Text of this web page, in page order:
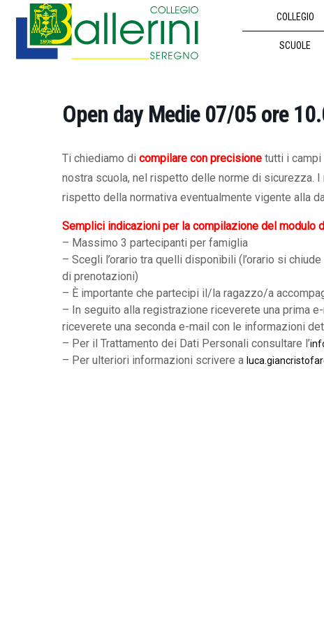
COLLEGIO
SCUOLE
Open day Medie 07/05 ore
Ti chiediamo di compilare con precisione tutti i campi
nostra scuola, nel rispetto delle norme di sicurezza.
rispetto della normativa eventualmente vigente alla
Semplici indicazioni per la compilazione del modulo
– Massimo 3 partecipanti per famiglia
– Scegli l’orario tra quelli disponibili (l’orario si
di prenotazioni)
– È importante che partecipi il/la ragazzo/a
– In seguito alla registrazione riceverete una prima
riceverete una seconda e-mail con le informazioni
– Per il Trattamento dei Dati Personali consultare l’
– Per ulteriori informazioni scrivere a